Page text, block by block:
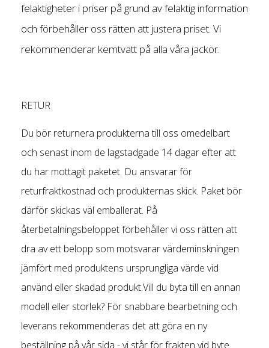
felaktigheter i priser på grund av felaktig information
och förbehåller oss rätten att justera priset. Vi
rekommenderar kemtvätt på alla våra jackor.
RETUR
Du bör returnera produkterna till oss omedelbart
och senast inom de lagstadgade 14 dagar efter att
du har mottagit paketet. Du ansvarar för
returfraktkostnad och produkternas skick. Paket bör
därför skickas väl emballerat. På
återbetalningsbeloppet förbehåller vi oss rätten att
dra av ett belopp som motsvarar värdeminskningen
jämfört med produktens ursprungliga värde vid
använd eller skadad produkt.Vill du byta till en annan
modell eller storlek? För snabbare bearbetning och
leverans rekommenderas det att göra en ny
beställning på vår sida - vi står för frakten vid byte.